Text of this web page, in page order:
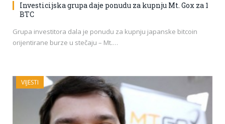
Investicijska grupa daje ponudu za kupnju Mt. Gox za 1
BTC
Grupa investitora dala je ponudu za kupnju japanske bitcoin
orijentirane burze u stečaju – Mt.…
VIJESTI